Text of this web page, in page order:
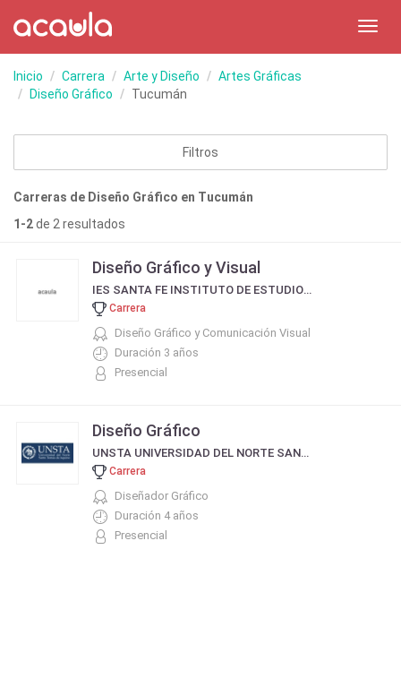
Inicio Carrera Arte y Diseño
Artes Gráficas
Diseño Gráfico
Tucumán
Filtros
Carreras de Diseño Gráfico en Tucumán
1-2de 2 resultados
Diseño Gráfico y Visual
IES SANTA FE INSTITUTO DE ESTUDIOS SUPERIORES
Carrera
Diseño Gráfico y Comunicación Visual
Duración 3 años
Presencial
Diseño Gráfico
UNSTA UNIVERSIDAD DEL NORTE SANTO TOMÁS DE AQUINO
Carrera
Diseñador Gráfico
Duración 4 años
Presencial